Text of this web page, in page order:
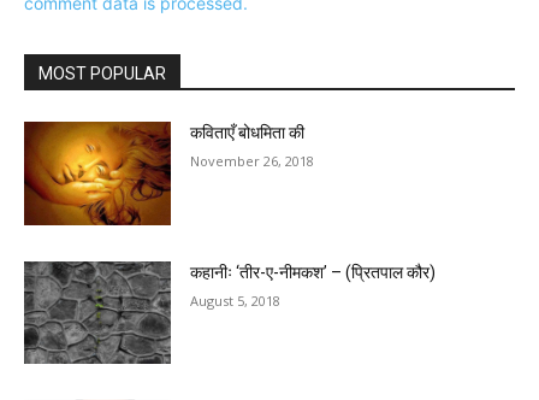
MOST POPULAR
कविताएँ बोधमिता की
November 26, 2018
कहानीः ‘तीर-ए-नीमकश’ – (प्रितपाल कौर)
August 5, 2018